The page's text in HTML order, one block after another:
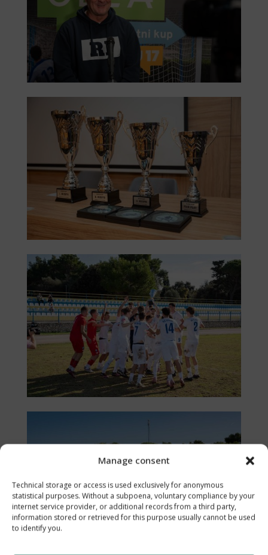
Manage consent
Technical storage or access is used exclusively for anonymous
statistical purposes. Without a subpoena, voluntary compliance by your
internet service provider, or additional records from a third party,
information stored or retrieved for this purpose usually cannot be used
to identify you.